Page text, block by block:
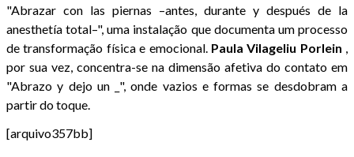
"Abrazar con las piernas –antes, durante y después de la
anesthetía total–", uma instalação que documenta um processo
de transformação física e emocional. Paula Vilageliu Porlein ,
por sua vez, concentra-se na dimensão afetiva do contato em
"Abrazo y dejo un _", onde vazios e formas se desdobram a
partir do toque.
[arquivo357bb]